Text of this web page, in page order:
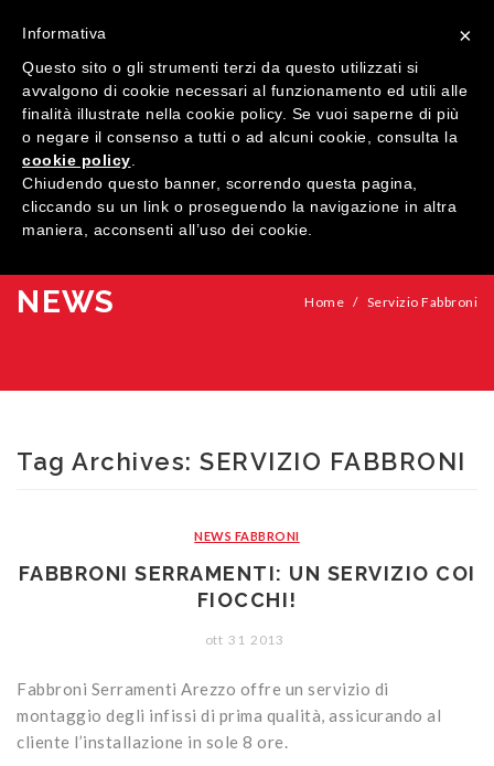
MENU
HOME
AZIENDA
Legno
Porte
Sportelloni in legno
Zanzariere
ARREDI SU MISURA
NEWS Home / Servizio Fabbroni
Tag Archives: SERVIZIO FABBRONI
NEWS FABBRONI
FABBRONI SERRAMENTI: UN SERVIZIO COI
FIOCCHI!
ott 31 2013
Fabbroni Serramenti Arezzo offre un servizio di
montaggio degli infissi di prima qualità, assicurando al
cliente l’installazione in sole 8 ore.
×
Informativa
Questo sito o gli strumenti terzi da questo utilizzati si
avvalgono di cookie necessari al funzionamento ed utili alle
finalità illustrate nella cookie policy. Se vuoi saperne di più
o negare il consenso a tutti o ad alcuni cookie, consulta la
cookie policy
Chiudendo questo banner, scorrendo questa pagina,
cliccando su un link o proseguendo la navigazione in altra
maniera, acconsenti all’uso dei cookie.